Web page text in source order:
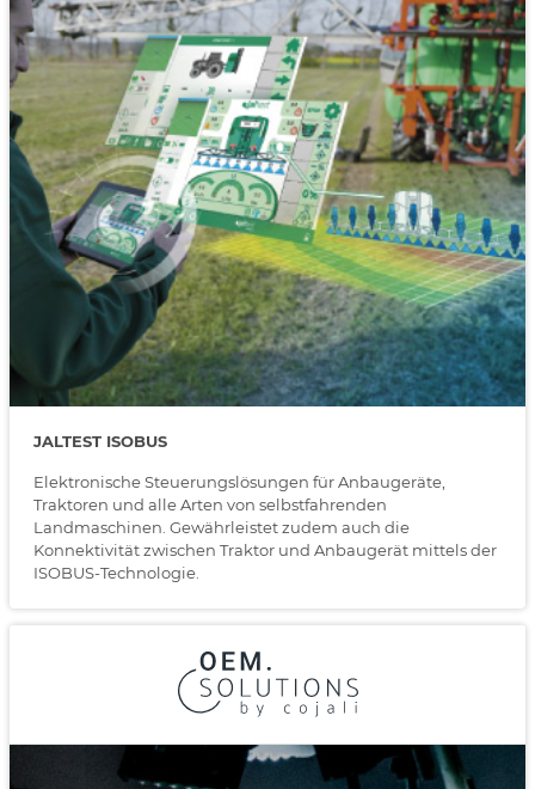
JALTEST ISOBUS
Elektronische Steuerungslösungen für Anbaugeräte,
Traktoren und alle Arten von selbstfahrenden
Landmaschinen. Gewährleistet zudem auch die
Konnektivität zwischen Traktor und Anbaugerät mittels der
ISOBUS-Technologie.